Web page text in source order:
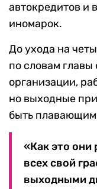
автокредитов и
иномарок.
До ухода на
по словам
организации,
но выходные
быть
«Как это они
всех свой
выходными